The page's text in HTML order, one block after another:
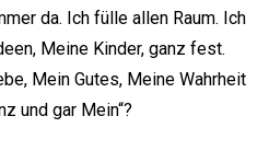
da. Ich fülle allen Raum. Ich
Meine Kinder, ganz fest.
Mein Gutes, Meine Wahrheit
und gar Mein“?